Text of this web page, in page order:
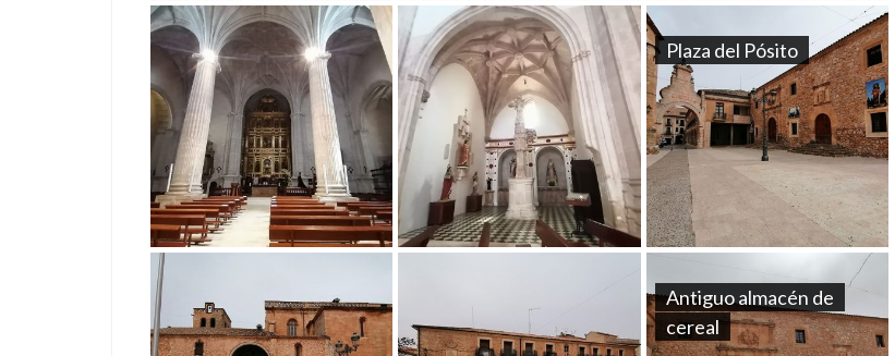
Plaza del Pósito
Antiguo almacén de
cereal